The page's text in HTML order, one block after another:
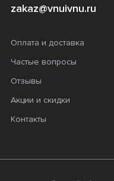
zakaz@vnuivnu.ru
Оплата и доставка
Частые вопросы
Отзывы
Акции и скидки
Контакты